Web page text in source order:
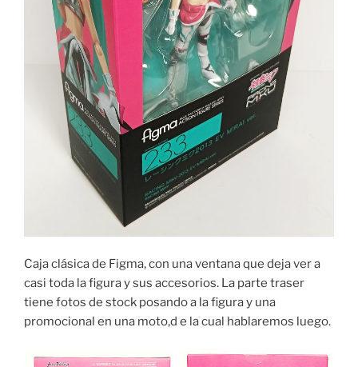
Caja clásica de Figma, con una ventana que deja ver a
casi toda la figura y sus accesorios. La parte traser
tiene fotos de stock posando a la figura y una
promocional en una moto,d e la cual hablaremos luego.